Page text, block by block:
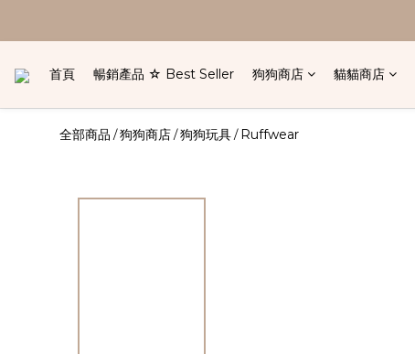
首頁 暢銷產品 ☆ Best Seller 狗狗商店 貓貓商店
全部商品 /狗狗商店/狗狗玩具/Ruffwear